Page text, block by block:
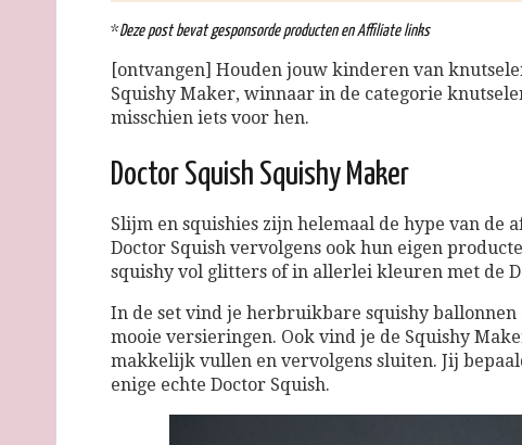
*Deze post bevat gesponsorde producten en Affiliate links
[ontvangen] Houden jouw kinderen van
Squishy Maker, winnaar in de categorie
misschien iets voor hen.
Doctor Squish Squishy Maker
Slijm en squishies zijn helemaal de hype van de
Doctor Squish vervolgens ook hun eigen
squishy vol glitters of in allerlei kleuren met de
In de set vind je herbruikbare squishy
mooie versieringen. Ook vind je de Squishy
makkelijk vullen en vervolgens sluiten. Jij
enige echte Doctor Squish.